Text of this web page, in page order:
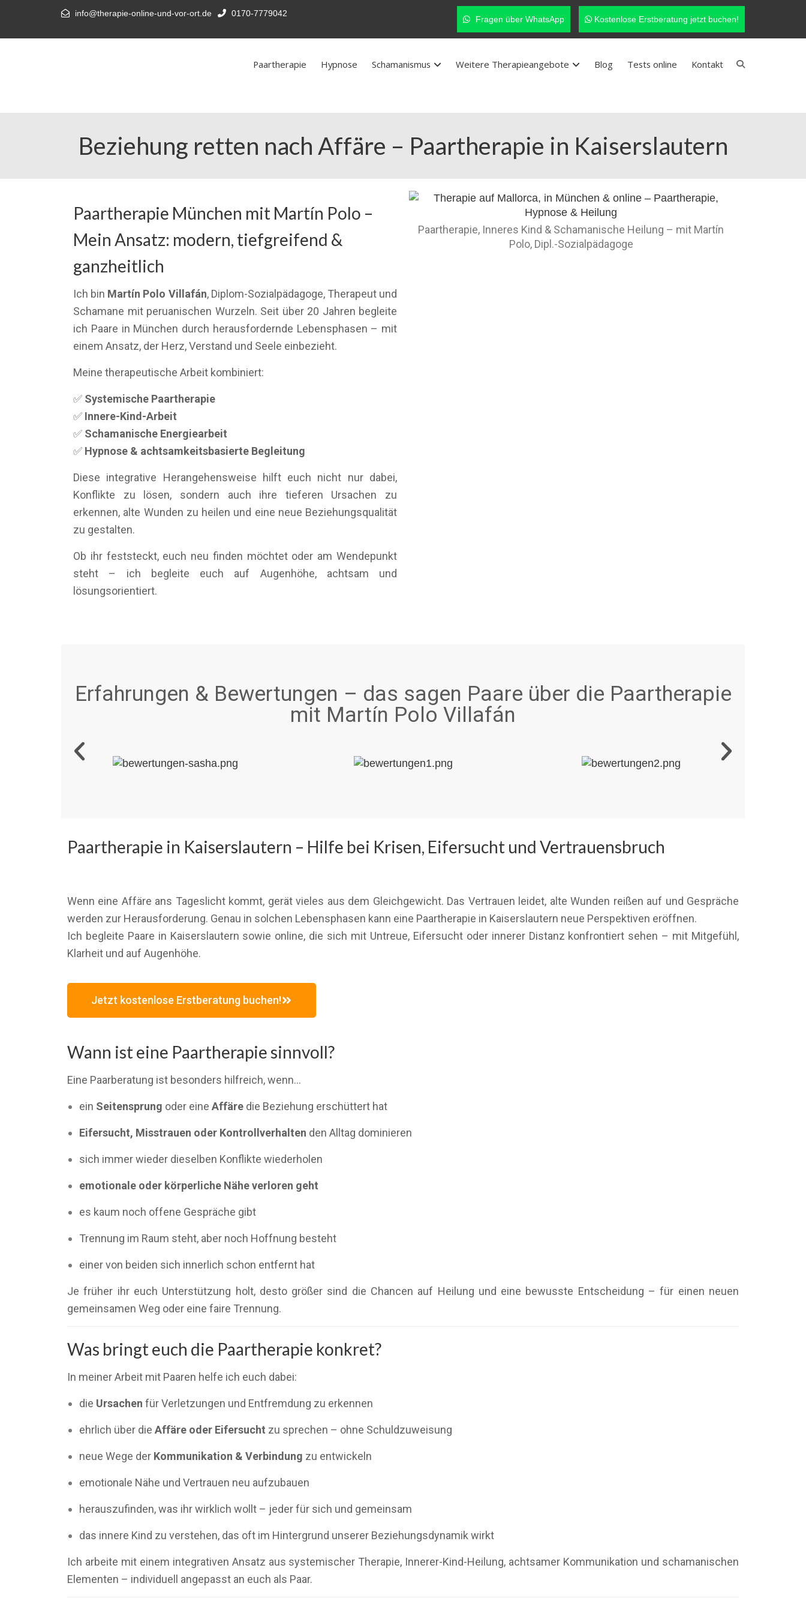
info@therapie-online-und-vor-ort.de 0170-7779042
Fragen über WhatsApp Kostenlose Erstberatung jetzt buchen!
Paartherapie Hypnose Schamanismus Weitere Therapieangebote Blog Tests online Kontakt
Beziehung retten nach Affäre – Paartherapie in Kaiserslautern
Paartherapie München mit Martín Polo –
Mein Ansatz: modern, tiefgreifend &
ganzheitlich
Ich bin Martín Polo Villafán, Diplom-Sozialpädagoge, Therapeut und
Schamane mit peruanischen Wurzeln. Seit über 20 Jahren begleite
ich Paare in München durch herausfordernde Lebensphasen – mit
einem Ansatz, der Herz, Verstand und Seele einbezieht.
Meine therapeutische Arbeit kombiniert:
✅ Systemische Paartherapie
✅ Innere-Kind-Arbeit
✅ Schamanische Energiearbeit
✅ Hypnose & achtsamkeitsbasierte Begleitung
Diese integrative Herangehensweise hilft euch nicht nur dabei,
Konflikte zu lösen, sondern auch ihre tieferen Ursachen zu
erkennen, alte Wunden zu heilen und eine neue Beziehungsqualität
zu gestalten.
Ob ihr feststeckt, euch neu finden möchtet oder am Wendepunkt
steht – ich begleite euch auf Augenhöhe, achtsam und
lösungsorientiert.
Paartherapie, Inneres Kind & Schamanische Heilung – mit Martín
Polo, Dipl.-Sozialpädagoge
Erfahrungen & Bewertungen – das sagen Paare über die Paartherapie
mit Martín Polo Villafán
Paartherapie in Kaiserslautern – Hilfe bei Krisen, Eifersucht und Vertrauensbruch
Wenn eine Affäre ans Tageslicht kommt, gerät vieles aus dem Gleichgewicht. Das Vertrauen leidet, alte Wunden reißen auf und Gespräche
werden zur Herausforderung. Genau in solchen Lebensphasen kann eine Paartherapie in Kaiserslautern neue Perspektiven eröffnen.
Ich begleite Paare in Kaiserslautern sowie online, die sich mit Untreue, Eifersucht oder innerer Distanz konfrontiert sehen – mit Mitgefühl,
Klarheit und auf Augenhöhe.
Jetzt kostenlose Erstberatung buchen!
Wann ist eine Paartherapie sinnvoll?
Eine Paarberatung ist besonders hilfreich, wenn…
ein Seitensprung oder eine Affäre die Beziehung erschüttert hat
Eifersucht, Misstrauen oder Kontrollverhalten den Alltag dominieren
sich immer wieder dieselben Konflikte wiederholen
emotionale oder körperliche Nähe verloren geht
es kaum noch offene Gespräche gibt
Trennung im Raum steht, aber noch Hoffnung besteht
einer von beiden sich innerlich schon entfernt hat
Je früher ihr euch Unterstützung holt, desto größer sind die Chancen auf Heilung und eine bewusste Entscheidung – für einen neuen
gemeinsamen Weg oder eine faire Trennung.
Was bringt euch die Paartherapie konkret?
In meiner Arbeit mit Paaren helfe ich euch dabei:
die Ursachen für Verletzungen und Entfremdung zu erkennen
ehrlich über die Affäre oder Eifersucht zu sprechen – ohne Schuldzuweisung
neue Wege der Kommunikation & Verbindung zu entwickeln
emotionale Nähe und Vertrauen neu aufzubauen
herauszufinden, was ihr wirklich wollt – jeder für sich und gemeinsam
das innere Kind zu verstehen, das oft im Hintergrund unserer Beziehungsdynamik wirkt
Ich arbeite mit einem integrativen Ansatz aus systemischer Therapie, Innerer-Kind-Heilung, achtsamer Kommunikation und schamanischen
Elementen – individuell angepasst an euch als Paar.